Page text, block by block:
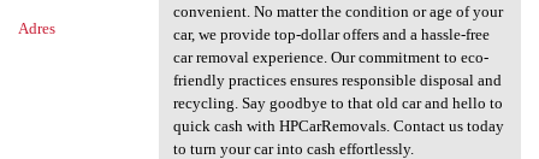
Adres
convenient. No matter the condition or age of your
car, we provide top-dollar offers and a hassle-free
car removal experience. Our commitment to eco-
friendly practices ensures responsible disposal and
recycling. Say goodbye to that old car and hello to
quick cash with HPCarRemovals. Contact us today
to turn your car into cash effortlessly.